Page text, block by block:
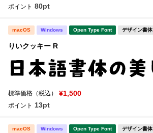
ポイント 80pt
macOS Windows Open Type Font デザイン書体
りいクッキー R
標準価格（税込） ¥1,500
ポイント 13pt
macOS Windows Open Type Font デザイン書体